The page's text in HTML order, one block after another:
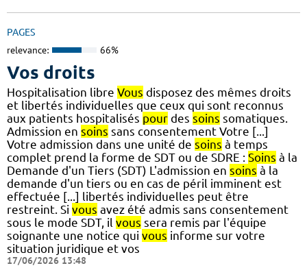
PAGES
relevance: 66%
Vos droits
Hospitalisation libre Vous disposez des mêmes droits
et libertés individuelles que ceux qui sont reconnus
aux patients hospitalisés pour des soins somatiques.
Admission en soins sans consentement Votre [...]
Votre admission dans une unité de soins à temps
complet prend la forme de SDT ou de SDRE : Soins à la
Demande d'un Tiers (SDT) L'admission en soins à la
demande d'un tiers ou en cas de péril imminent est
effectuée [...] libertés individuelles peut être
restreint. Si vous avez été admis sans consentement
sous le mode SDT, il vous sera remis par l'équipe
soignante une notice qui vous informe sur votre
situation juridique et vos
17/06/2026 13:48